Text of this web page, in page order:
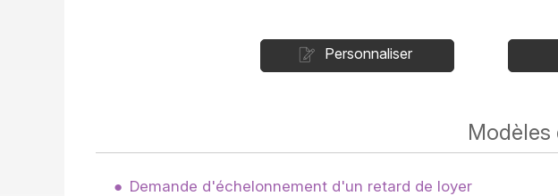
Personnaliser
Modèles
Demande d'échelonnement d'un retard de loyer